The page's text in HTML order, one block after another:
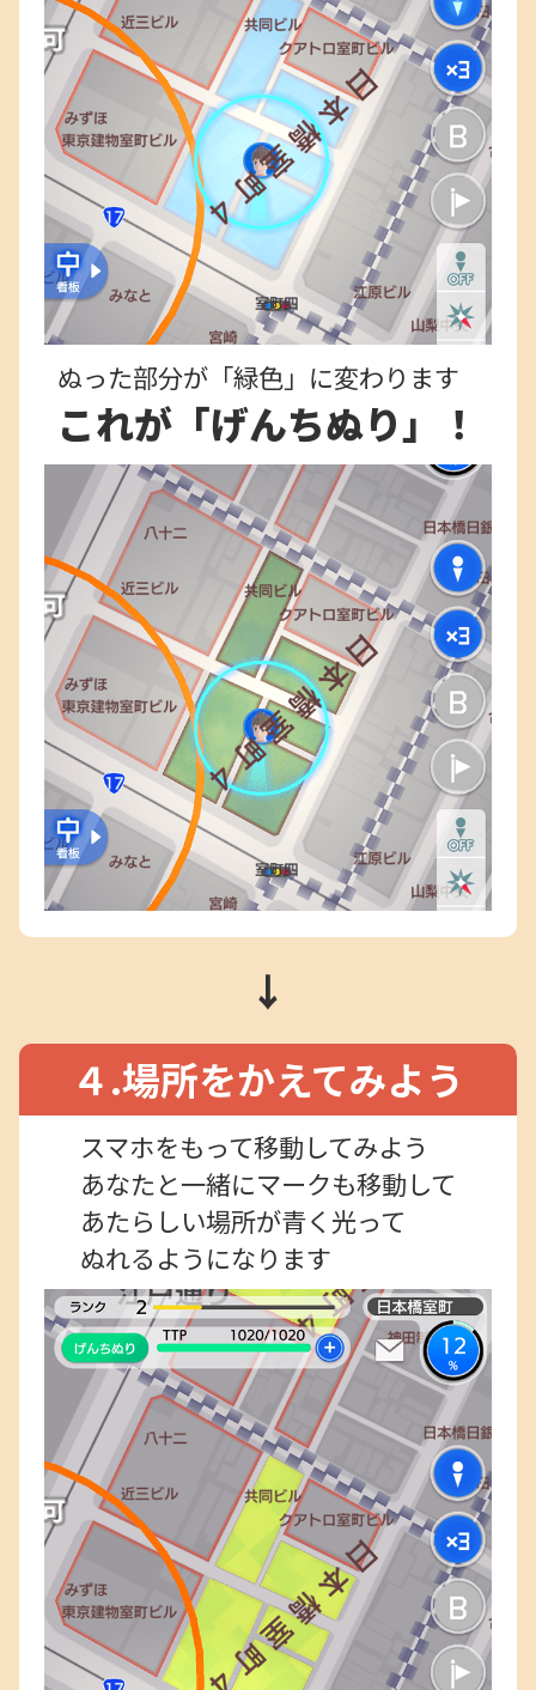
ぬった部分が「緑色」に変わります
これが「げんちぬり」！
↓
４.場所をかえてみよう
スマホをもって移動してみよう
あなたと一緒にマークも移動して
あたらしい場所が青く光って
ぬれるようになります